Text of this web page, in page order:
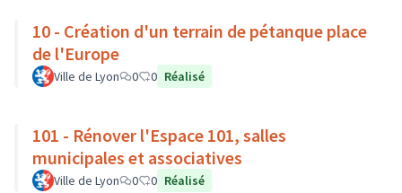
10 - Création d'un terrain de pétanque place
de l'Europe
Ville de Lyon 0 0 Réalisé
101 - Rénover l'Espace 101, salles
municipales et associatives
Ville de Lyon 0 0 Réalisé